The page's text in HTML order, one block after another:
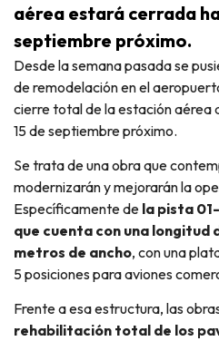
aérea estará cerrada
septiembre próximo.
Desde la semana pasada se pusieron en marcha los trabajos
de remodelación en el
cierre total de la estación aérea
15 de septiembre próximo.
Se trata de una obra que
modernizarán y mejorarán la
Específicamente de la pista
que cuenta con una longitud
metros de ancho, con una
5 posiciones para aviones
Frente a esa estructura, las
rehabilitación total de los